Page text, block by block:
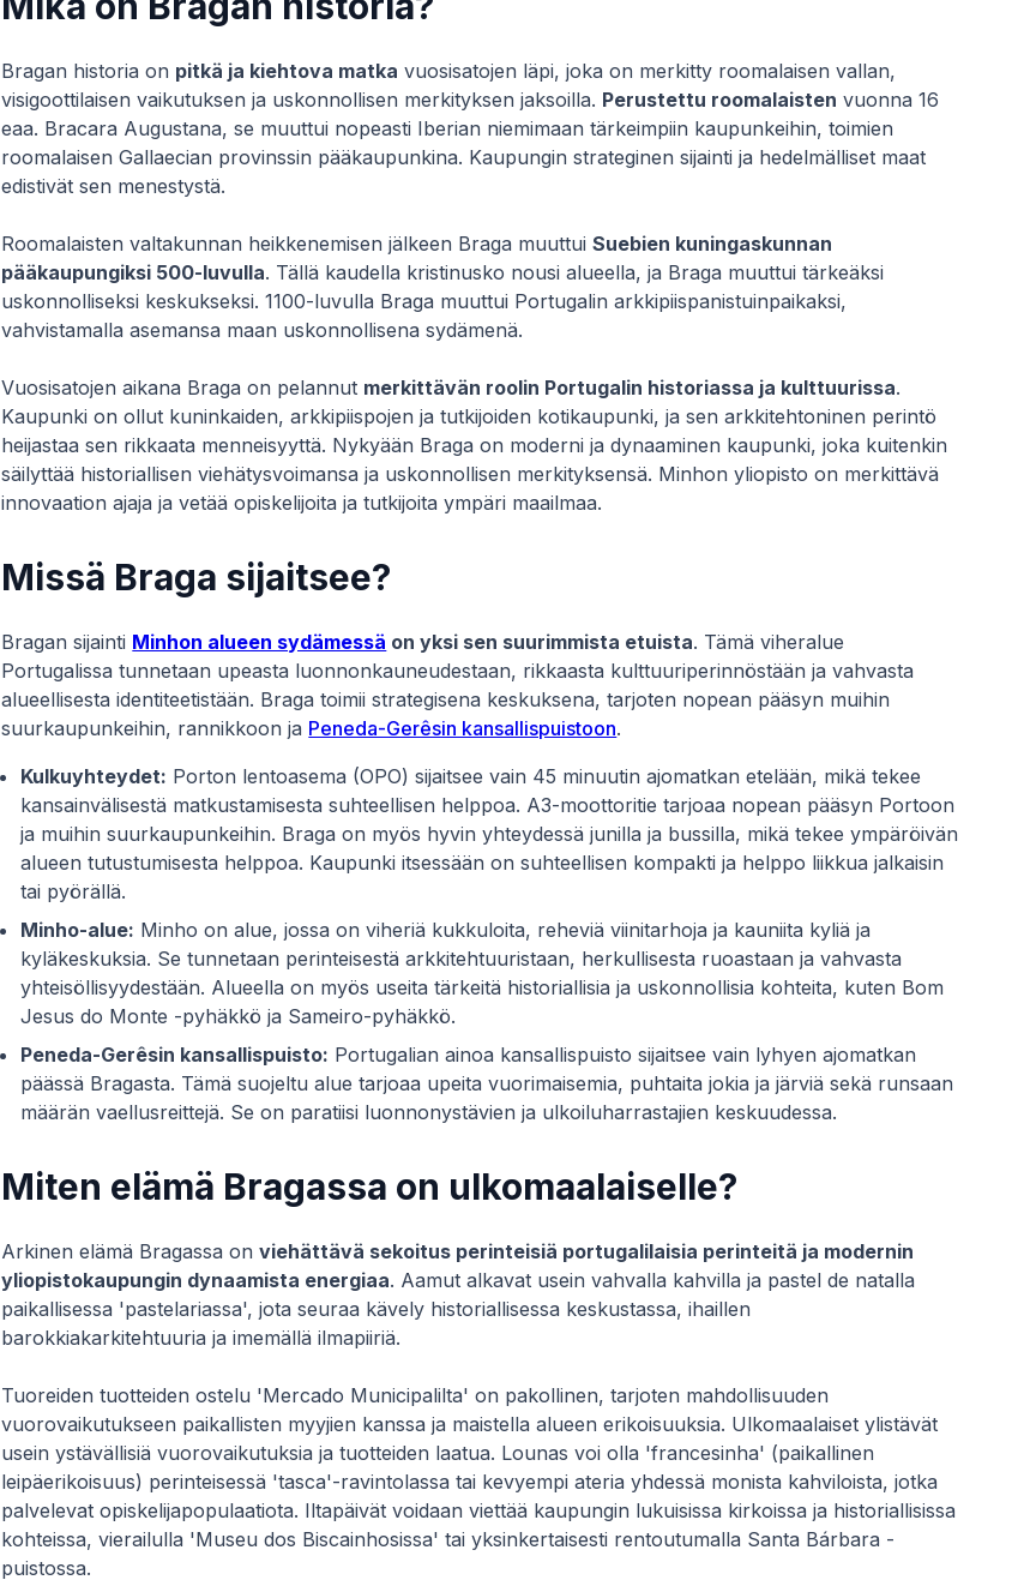
Bragan historia on pitkä ja kiehtova matka vuosisatojen läpi, joka on merkitty roomalaisen vallan,
visigoottilaisen vaikutuksen ja uskonnollisen merkityksen jaksoilla. Perustettu roomalaisten vuonna 16
eaa. Bracara Augustana, se muuttui nopeasti Iberian niemimaan tärkeimpiin kaupunkeihin, toimien
roomalaisen Gallaecian provinssin pääkaupunkina. Kaupungin strateginen sijainti ja hedelmälliset maat
edistivät sen menestystä.
Roomalaisten valtakunnan heikkenemisen jälkeen Braga muuttuiSuebien kuningaskunnan
pääkaupungiksi 500-luvulla. Tällä kaudella kristinusko nousi alueella, ja Braga muuttui tärkeäksi
uskonnolliseksi keskukseksi. 1100-luvulla Braga muuttui Portugalin arkkipiispanistuinpaikaksi,
vahvistamalla asemansa maan uskonnollisena sydämenä.
Vuosisatojen aikana Braga on pelannut merkittävän roolin Portugalin historiassa ja kulttuurissa.
Kaupunki on ollut kuninkaiden, arkkipiispojen ja tutkijoiden kotikaupunki, ja sen arkkitehtoninen perintö
heijastaa sen rikkaata menneisyyttä. Nykyään Braga on moderni ja dynaaminen kaupunki, joka kuitenkin
säilyttää historiallisen viehätysvoimansa ja uskonnollisen merkityksensä. Minhon yliopisto on merkittävä
innovaation ajaja ja vetää opiskelijoita ja tutkijoita ympäri maailmaa.
Missä Braga sijaitsee?
Bragan sijainti Minhon alueen sydämessä on yksi sen suurimmista etuista. Tämä viheralue
Portugalissa tunnetaan upeasta luonnonkauneudestaan, rikkaasta kulttuuriperinnöstään ja vahvasta
alueellisesta identiteetistään. Braga toimii strategisena keskuksena, tarjoten nopean pääsyn muihin
suurkaupunkeihin, rannikkoon ja Peneda-Gerêsin kansallispuistoon.
Kulkuyhteydet: Porton lentoasema (OPO) sijaitsee vain 45 minuutin ajomatkan etelään, mikä tekee
kansainvälisestä matkustamisesta suhteellisen helppoa. A3-moottoritie tarjoaa nopean pääsyn Portoon
ja muihin suurkaupunkeihin. Braga on myös hyvin yhteydessä junilla ja bussilla, mikä tekee ympäröivän
alueen tutustumisesta helppoa. Kaupunki itsessään on suhteellisen kompakti ja helppo liikkua jalkaisin
tai pyörällä.
Minho-alue: Minho on alue, jossa on viheriä kukkuloita, reheviä viinitarhoja ja kauniita kyliä ja
kyläkeskuksia. Se tunnetaan perinteisestä arkkitehtuuristaan, herkullisesta ruoastaan ja vahvasta
yhteisöllisyydestään. Alueella on myös useita tärkeitä historiallisia ja uskonnollisia kohteita, kuten Bom
Jesus do Monte -pyhäkkö ja Sameiro-pyhäkkö.
Peneda-Gerêsin kansallispuisto: Portugalian ainoa kansallispuisto sijaitsee vain lyhyen ajomatkan
päässä Bragasta. Tämä suojeltu alue tarjoaa upeita vuorimaisemia, puhtaita jokia ja järviä sekä runsaan
määrän vaellusreittejä. Se on paratiisi luonnonystävien ja ulkoiluharrastajien keskuudessa.
Miten elämä Bragassa on ulkomaalaiselle?
Arkinen elämä Bragassa onviehättävä sekoitus perinteisiä portugalilaisia perinteitä ja modernin
yliopistokaupungin dynaamista energiaa. Aamut alkavat usein vahvalla kahvilla ja pastel de natalla
paikallisessa 'pastelariassa', jota seuraa kävely historiallisessa keskustassa, ihaillen
barokkiakarkitehtuuria ja imemällä ilmapiiriä.
Tuoreiden tuotteiden ostelu 'Mercado Municipalilta' on pakollinen, tarjoten mahdollisuuden
vuorovaikutukseen paikallisten myyjien kanssa ja maistella alueen erikoisuuksia. Ulkomaalaiset ylistävät
usein ystävällisiä vuorovaikutuksia ja tuotteiden laatua. Lounas voi olla 'francesinha' (paikallinen
leipäerikoisuus) perinteisessä 'tasca'-ravintolassa tai kevyempi ateria yhdessä monista kahviloista, jotka
palvelevat opiskelijapopulaatiota. Iltapäivät voidaan viettää kaupungin lukuisissa kirkoissa ja historiallisissa
kohteissa, vierailulla 'Museu dos Biscainhosissa' tai yksinkertaisesti rentoutumalla Santa Bárbara -
puistossa.